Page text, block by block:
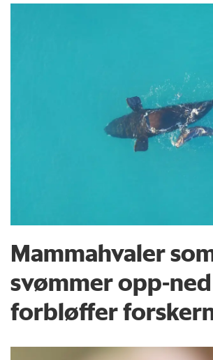
Mammahvaler
svømmer opp-ned
forbløffer